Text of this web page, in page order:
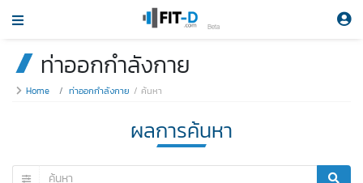
Beta
ท่าออกกำลังกาย
Home ท่าออกกำลังกาย ค้นหา
ผลการค้นหา